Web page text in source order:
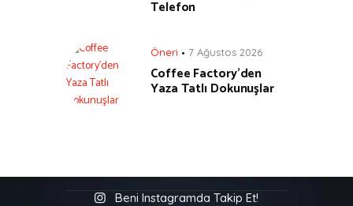
Telefon
Öneri 7 Ağustos 2026
Coffee Factory’den
Yaza Tatlı Dokunuşlar
Beni Instagramda Takip Et!